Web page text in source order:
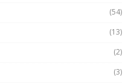
(54)
(13)
(2)
(3)